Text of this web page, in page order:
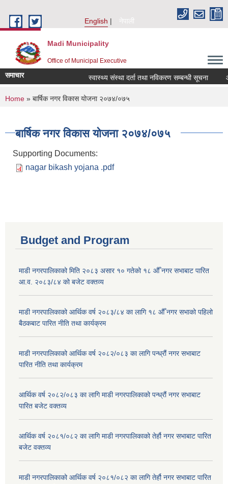
English
नेपाली
Madi Municipality
Office of Municipal Executive
समाचार स्वास्थ्य संस्था दर्ता तथा नविकरण सम्बन्धी सूचना
You are here
Home » बार्षिक नगर विकास योजना २०७४/०७५
बार्षिक नगर विकास योजना २०७४/०७५
Supporting Documents:
nagar bikash yojana .pdf
Budget and Program
माडी नगरपालिकाको मिति २०८३ असार १० गतेको १८ औँ नगर सभाबाट पारित
आ.व. २०८३/८४ को बजेट वक्तव्य
माडी नगरपालिकाको आर्थिक वर्ष २०८३/८४ का लागि १८ औँ नगर सभाको पहिलो
बैठकबाट पारित नीति तथा कार्यक्रम
माडी नगरपालिकाको आर्थिक वर्ष २०८२/०८३ का लागि पन्ध्रौं नगर सभाबाट
पारित नीति तथा कार्यक्रम
आर्थिक वर्ष २०८२/०८३ का लागि माडी नगरपालिकाको पन्ध्रौं नगर सभाबाट
पारित बजेट वक्तव्य
आर्थिक वर्ष २०८१/०८२ का लागि माडी नगरपालिकाको तेर्हौ नगर सभाबाट पारित
बजेट वक्तव्य
माडी नगरपालिकाको आर्थिक वर्ष २०८१/०८२ का लागि तेर्हौ नगर सभाबाट पारित